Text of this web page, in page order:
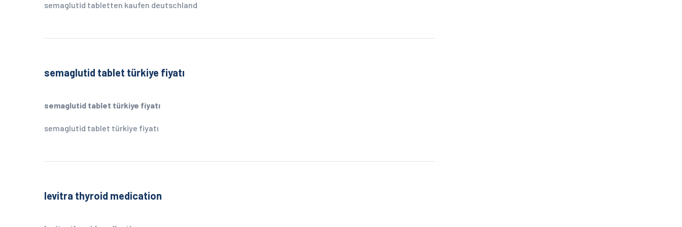
semaglutid tabletten kaufen deutschland
semaglutid tablet türkiye fiyatı
semaglutid tablet türkiye fiyatı
semaglutid tablet türkiye fiyatı
levitra thyroid medication